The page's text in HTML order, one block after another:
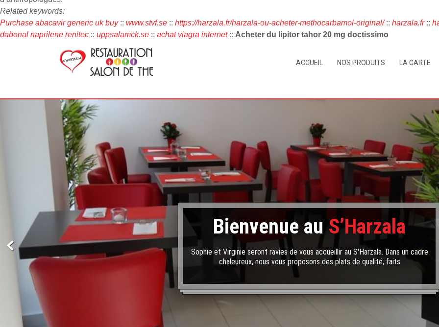
Related keywords:
Purchase abacavir generic uk buy:: www.stvf.se :: https://harzala.fr/harzala-ou-acheter-methocarbamol-original/:: harzala.fr::
dabonal naprilene renitec :: uppsalamck.se :: achat viagra internet:: Acheter du lipitor tahor 20 mg doctissimo
ACCUEIL NOS PRODUITS LA CARTE
Bienvenue au S’Harzala
Sophie et Virginie seront ravies de vous accueillir au S'Harzala. Dans un cadre
chaleureux, nous vous proposons des plats de qualité, faits